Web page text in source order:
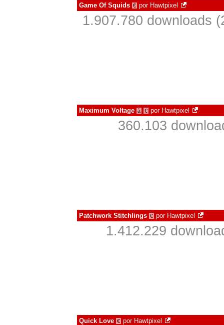
Game Of Squids € por Hawtpixel
1.907.780 downloads
Maximum Voltage à € por Hawtpixel
360.103
Patchwork Stitchlings € por Hawtpixel
1.412.229
Quick Love € por Hawtpixel